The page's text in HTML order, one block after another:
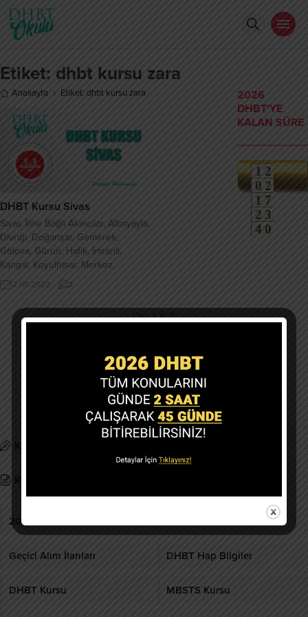
Etiket: dhbt kursu zara
Anasayfa Etiket: dhbt kursu zara
DHBT Kursu Sivas
Sivas İline Bağlı Akıncılar, Altınyayla,
Divriği, Doğanşar, Gemerek,
Gölova, Gürün, Hafik, İmranlı,
Kangal, Koyulhisar, Merkez,
Şarkışla, Suşehri, Ulaş, Yıldızeli,
Zara İlçelerinde DHBT Hazırlık
Kursu
12.05.2022 2
2026
DHBT'YE
KALAN SÜRE
weeks
1 2
Gün
0 2
Saat
1 7
Dakika
2 3
4 0
Copyright @ 2019-2026 dhbtokulu.com
Tüm Hakları Saklıdır.
Kurumsal
KVK Metni
2026 DHBT
Geçici Alım İlanları DHBT Hap Bilgiler
DHBT Kursu MBSTS Kursu